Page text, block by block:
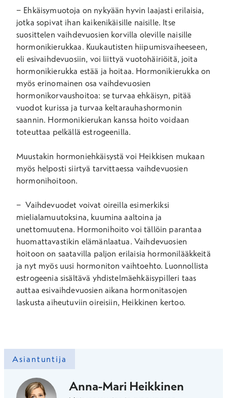
− Ehkäisymuotoja on nykyään hyvin laajasti erilaisia,
jotka sopivat ihan kaikenikäisille naisille. Itse
suosittelen vaihdevuosien korvilla oleville naisille
hormonikierukkaa. Kuukautisten hiipumisvaiheeseen,
eli esivaihdevuosiin, voi liittyä vuotohäiriöitä, joita
hormonikierukka estää ja hoitaa. Hormonikierukka on
myös erinomainen osa vaihdevuosien
hormonikorvaushoitoa: se turvaa ehkäisyn, pitää
vuodot kurissa ja turvaa keltarauhashormonin
saannin. Hormonikierukan kanssa hoito voidaan
toteuttaa pelkällä estrogeenilla.
Muustakin hormoniehkäisystä voi Heikkisen mukaan
myös helposti siirtyä tarvittaessa vaihdevuosien
hormonihoitoon.
− Vaihdevuodet voivat oireilla esimerkiksi
mielialamuutoksina, kuumina aaltoina ja
unettomuutena. Hormonihoito voi tällöin parantaa
huomattavastikin elämänlaatua. Vaihdevuosien
hoitoon on saatavilla paljon erilaisia hormonilääkkeitä
ja nyt myös uusi hormoniton vaihtoehto. Luonnollista
estrogeenia sisältävä yhdistelmäehkäisypilleri taas
auttaa esivaihdevuosien aikana hormonitasojen
laskusta aiheutuviin oireisiin, Heikkinen kertoo.
Asiantuntija
Anna-Mari Heikkinen